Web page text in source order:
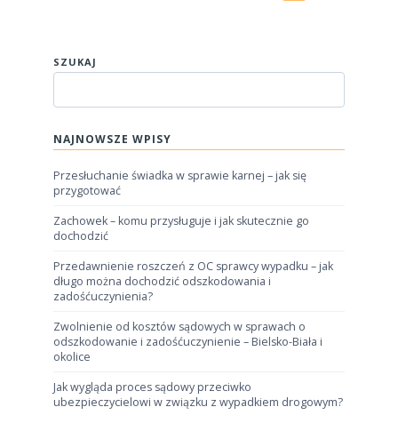
SZUKAJ
NAJNOWSZE WPISY
Przesłuchanie świadka w sprawie karnej – jak się
przygotować
Zachowek – komu przysługuje i jak skutecznie go
dochodzić
Przedawnienie roszczeń z OC sprawcy wypadku – jak
długo można dochodzić odszkodowania i
zadośćuczynienia?
Zwolnienie od kosztów sądowych w sprawach o
odszkodowanie i zadośćuczynienie – Bielsko-Biała i
okolice
Jak wygląda proces sądowy przeciwko
ubezpieczycielowi w związku z wypadkiem drogowym?